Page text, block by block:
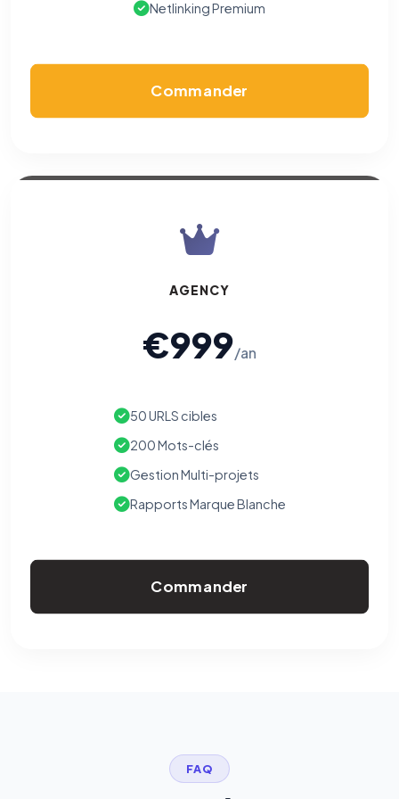
Netlinking Premium
Commander
AGENCY
€999/an
50 URLS cibles
200 Mots-clés
Gestion Multi-projets
Rapports Marque Blanche
Commander
FAQ